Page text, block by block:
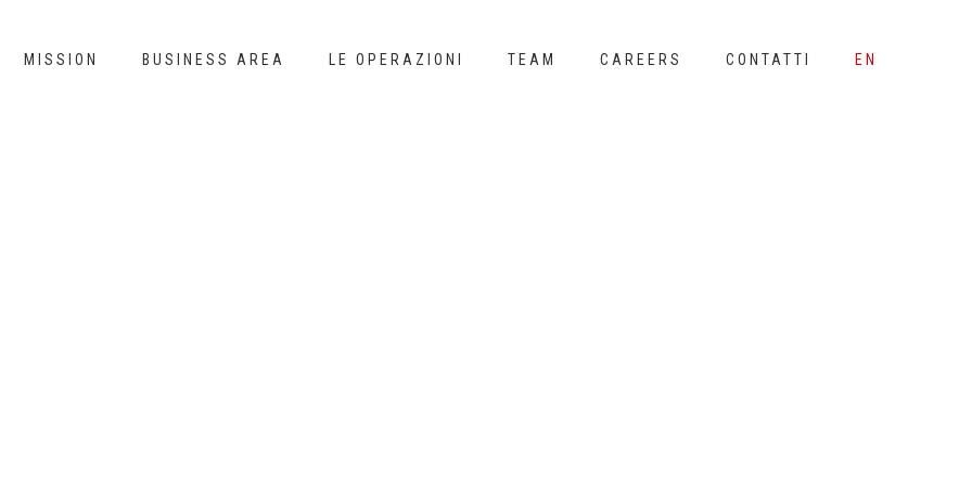
MISSION BUSINESS AREA LE OPERAZIONI TEAM CAREERS CONTATTI EN